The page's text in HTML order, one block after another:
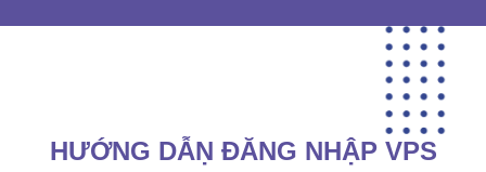
HƯỚNG DẪṆ ĐĂNG NHẬP VPS